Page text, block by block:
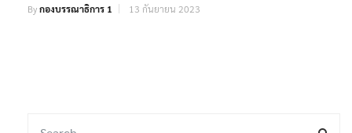
Byกองบรรณาธิการ 1 13 กันยายน 2023